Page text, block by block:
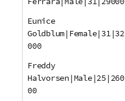
Eunice
Goldblum|Female|31|32
000
Freddy
Halvorsen|Male|25|260
00